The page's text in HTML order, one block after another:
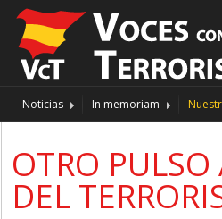
Noticias In memoriam
OTRO PULSO
DEL